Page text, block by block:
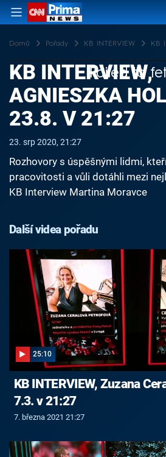
Domů Pořady KB INTERVIEW KB
Failed to
KB INTERVIEW,
AGNIESZKA
23.8. V 21:27
23. srp 2020, 21:27
Rozhovory s úspěšnými lidmi,
pracovitosti a vůli dotáhli mezi
KB Interview Martina Moravce
Další videa pořadu
25:10
KB INTERVIEW, Zuzana
7.3. v 21:27
7. března 2021 21:27